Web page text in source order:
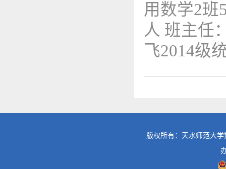
用数学2班
人 班主任
飞2014级
版权所有：天水师范大学